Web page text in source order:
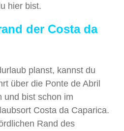
hier bist.
der Costa da
planst, kannst du
über die Ponte de Abril
und bist schon im
Costa da Caparica.
Rand des